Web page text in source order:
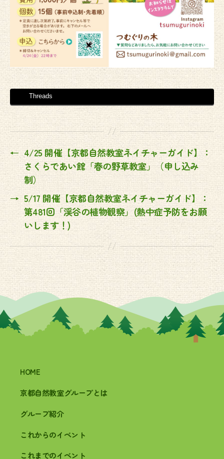
Threads
← 4/25 開催【京都自然教室ネイチャーガイド】：
さくらであい館「春の野草教室」（申し込み
制）
→ 5/17 開催【京都自然教室ネイチャーガイド】：
第481回「渓谷の植物観察」(熱中症予防をお願
いします！)
HOME
京都自然教室グループとは
グループ紹介
これからのイベント
これまでのイベント